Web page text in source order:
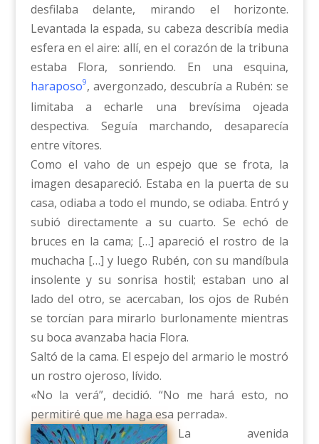
desfilaba delante, mirando el horizonte.
Levantada la espada, su cabeza describía media
esfera en el aire: allí, en el corazón de la tribuna
estaba Flora, sonriendo. En una esquina,
haraposo9, avergonzado, descubría a Rubén: se
limitaba a echarle una brevísima ojeada
despectiva. Seguía marchando, desaparecía
entre vítores.
Como el vaho de un espejo que se frota, la
imagen desapareció. Estaba en la puerta de su
casa, odiaba a todo el mundo, se odiaba. Entró y
subió directamente a su cuarto. Se echó de
bruces en la cama; […] apareció el rostro de la
muchacha […] y luego Rubén, con su mandíbula
insolente y su sonrisa hostil; estaban uno al
lado del otro, se acercaban, los ojos de Rubén
se torcían para mirarlo burlonamente mientras
su boca avanzaba hacia Flora.
Saltó de la cama. El espejo del armario le mostró
un rostro ojeroso, lívido.
«No la verá”, decidió. “No me hará esto, no
permitiré que me haga esa perrada».
La avenida